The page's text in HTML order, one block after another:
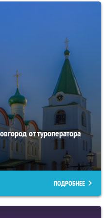
от туроператора
ПОДРОБНЕЕ